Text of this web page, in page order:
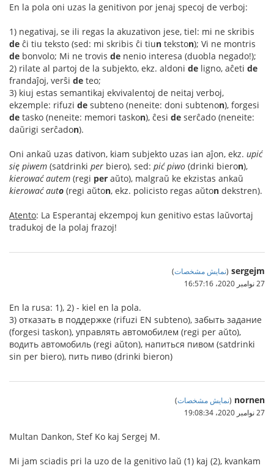
En la pola oni uzas la genitivon por jenaj specoj de verboj:
1) negativaj, se ili regas la akuzativon jese, tiel: mi ne skribis
de ĉi tiu teksto (sed: mi skribis ĉi tiun tekston); Vi ne montris
de bonvolo; Mi ne trovis de nenio interesa (duobla negado!);
2) rilate al partoj de la subjekto, ekz. aldoni de ligno, aĉeti de
frandaĵoj, verŝi de teo;
3) kiuj estas semantikaj ekvivalentoj de neitaj verboj,
ekzemple: rifuzi de subteno (neneite: doni subtenon), forgesi
de tasko (neneite: memori taskon), ĉesi de serĉado (neneite:
daŭrigi serĉadon).
Oni ankaŭ uzas dativon, kiam subjekto uzas ian aĵon, ekz. upić
się piwem (satdrinki per biero), sed: pić piwo (drinki bieron),
kierować autem (regi per aŭto), malgraŭ ke ekzistas ankaŭ
kierować auto (regi aŭton, ekz. policisto regas aŭton dekstren).
Atento: La Esperantaj ekzempoj kun genitivo estas laŭvortaj
tradukoj de la polaj frazoj!
sergejm
(نمایش مشخصات)
27 نوامبر 2020،‏ 16:57:16
En la rusa: 1), 2) - kiel en la pola.
3) отказать в поддержке (rifuzi EN subteno), забыть задание
(forgesi taskon), управлять автомобилем (regi per aŭto),
водить автомобиль (regi aŭton), напиться пивом (satdrinki
sin per biero), пить пиво (drinki bieron)
nornen
(نمایش مشخصات)
27 نوامبر 2020،‏ 19:08:34
Multan Dankon, Stef Ko kaj Sergej M.
Mi jam sciadis pri la uzo de la genitivo laŭ (1) kaj (2), kvankam